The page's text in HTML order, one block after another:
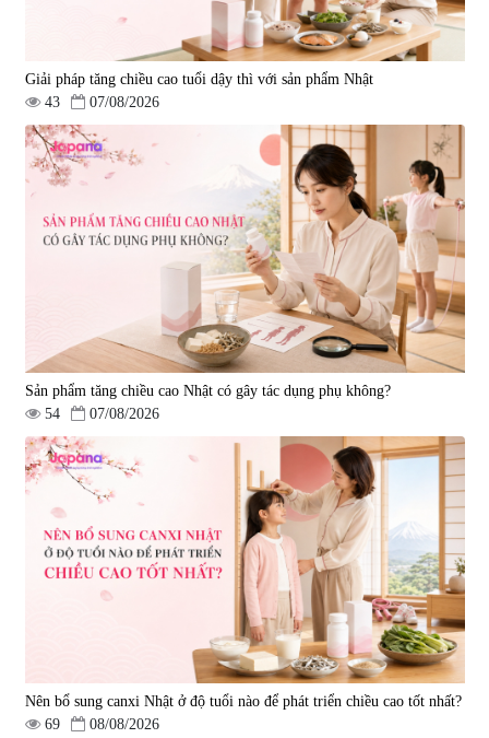
Giải pháp tăng chiều cao tuổi dậy thì với sản phẩm Nhật
43
07/08/2026
Sản phẩm tăng chiều cao Nhật có gây tác dụng phụ không?
54
07/08/2026
Nên bổ sung canxi Nhật ở độ tuổi nào để phát triển chiều cao tốt nhất?
69
08/08/2026